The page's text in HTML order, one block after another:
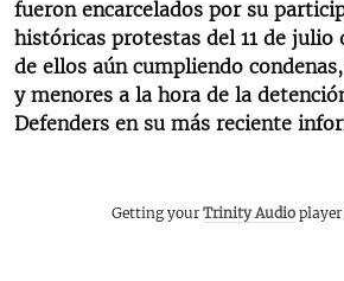
DESINFORMACIÓN RUSA EN
LA INVASIÓN DE RUSIA A UCRANIA
fueron encarcelados por su
históricas protestas del 11 de julio
de ellos aún cumpliendo
y menores a la hora de la
Defenders en su más reciente
Getting yourTrinity Audio player